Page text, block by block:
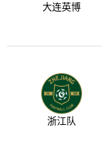
大连英博
浙江队